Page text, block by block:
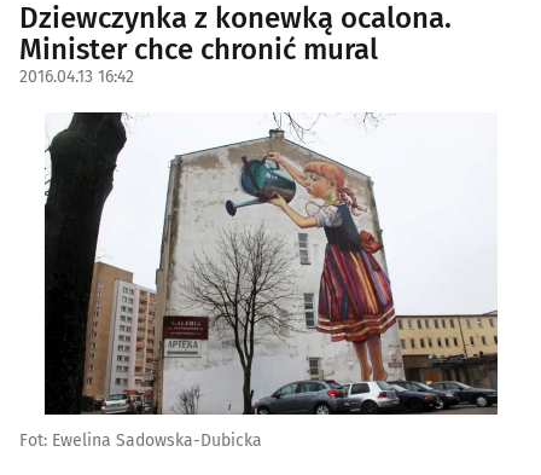
Dziewczynka z konewką ocalona.
Minister chce chronić mural
2016.04.13 16:42
Fot: Ewelina Sadowska-Dubicka